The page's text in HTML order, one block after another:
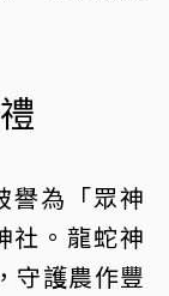
譽為「眾神
社。龍蛇神
守護農作豐